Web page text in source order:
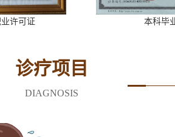
本科毕业证书
诊疗项目
DIAGNOSIS